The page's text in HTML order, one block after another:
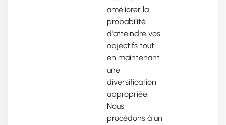
améliorer la
probabilité
d'atteindre vos
objectifs tout
en maintenant
une
diversification
appropriée.
Nous
procédons à un